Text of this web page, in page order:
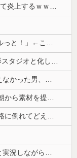
【胸糞】Zクソガキ、おばあちゃんをいじめて炎上するｗｗｗｗ
【謎】女「43億円注文して………キャンセルっと！」←こいつの目的
【悲報動画】USJ、制服JKたちのTikTok撮影スタジオと化してしまいシュールすぎる光景が広がるｗｗｗ 【Pickup08083030】
立ちんぼを買うもキモすぎてヤらせてもらえなかった男、代わりの足コキでまさかの大量身寸米青ｗｗｗ
【画像】 サンモニの女子アナさん、日曜の朝から素材を提供してしまう
【悲報】 女さん、歩行者を轢いた挙句、道路に倒れてどえらいことになってしまうw w w w w w w
熊本地震、「九州自動車道は混んでない」と実況しながら被災地へ向かう有名アナなどに批判殺到 全国紙記者「最新の状況をいち早く伝えることは報道機関としての責務」「情報を取り上げることには大きな意義がある」